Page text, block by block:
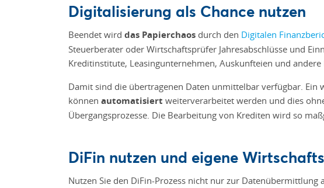
Digitalisierung als Chance nutzen
Beendet wird das Papierchaos durch den Digitalen
Steuerberater oder Wirtschaftsprüfer Jahresabschlüsse und
Kreditinstitute, Leasingunternehmen, Auskunfteien und
Damit sind die übertragenen Daten unmittelbar verfügbar. Ein
können automatisiert weiterverarbeitet werden und dies
Übergangsprozesse. Die Bearbeitung von Krediten wird so
DiFin nutzen und eigene
Nutzen Sie den DiFin-Prozess nicht nur zur